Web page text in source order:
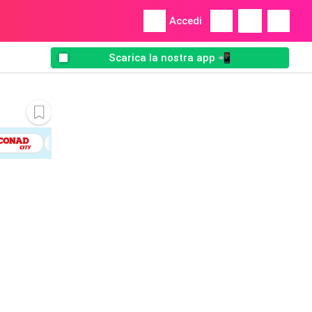
Accedi
Scarica la nostra app 📲